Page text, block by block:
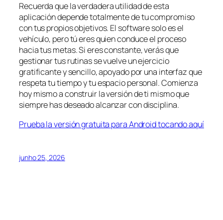
Recuerda que la verdadera utilidad de esta
aplicación depende totalmente de tu compromiso
con tus propios objetivos. El software solo es el
vehículo, pero tú eres quien conduce el proceso
hacia tus metas. Si eres constante, verás que
gestionar tus rutinas se vuelve un ejercicio
gratificante y sencillo, apoyado por una interfaz que
respeta tu tiempo y tu espacio personal. Comienza
hoy mismo a construir la versión de ti mismo que
siempre has deseado alcanzar con disciplina.
Prueba la versión gratuita para Android tocando aquí
junho 25, 2026